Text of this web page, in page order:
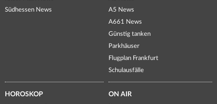
Südhessen News
A5 News
A661 News
Günstig tanken
Parkhäuser
Flugplan Frankfurt
Schulausfälle
HOROSKOP ON AIR